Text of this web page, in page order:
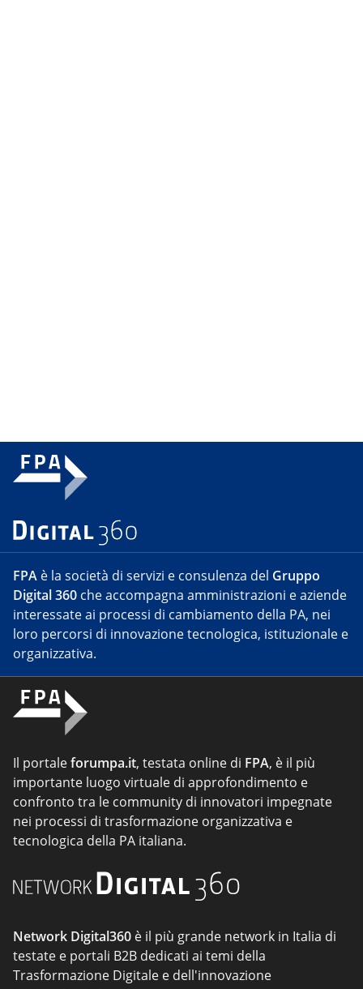
FPA è la società di servizi e consulenza del Gruppo
Digital 360 che accompagna amministrazioni e aziende
interessate ai processi di cambiamento della PA, nei
loro percorsi di innovazione tecnologica, istituzionale e
organizzativa.
Il portaleforumpa.it, testata online di FPA, è il più
importante luogo virtuale di approfondimento e
confronto tra le community di innovatori impegnate
nei processi di trasformazione organizzativa e
tecnologica della PA italiana.
Network Digital360 è il più grande network in Italia di
testate e portali B2B dedicati ai temi della
Trasformazione Digitale e dell'innovazione